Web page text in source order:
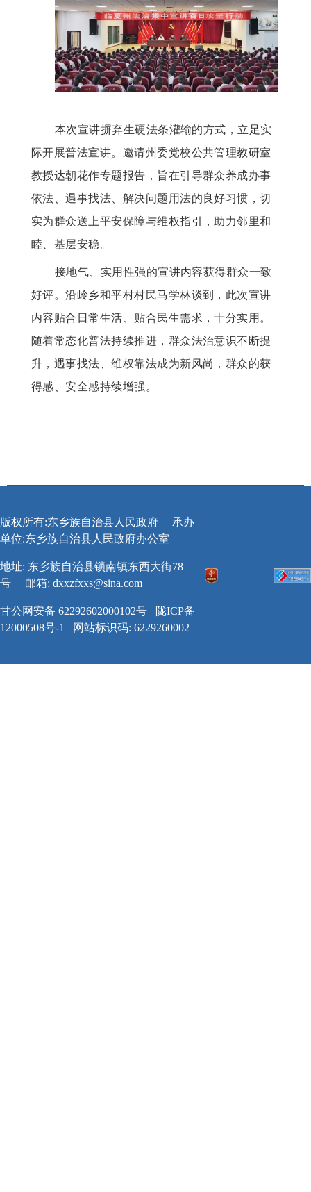
本次宣讲摒弃生硬法条灌输的方式，立足实
际开展普法宣讲。邀请州委党校公共管理教研室
教授达朝花作专题报告，旨在引导群众养成办事
依法、遇事找法、解决问题用法的良好习惯，切
实为群众送上平安保障与维权指引，助力邻里和
睦、基层安稳。
接地气、实用性强的宣讲内容获得群众一致
好评。沿岭乡和平村村民马学林谈到，此次宣讲
内容贴合日常生活、贴合民生需求，十分实用。
随着常态化普法持续推进，群众法治意识不断提
升，遇事找法、维权靠法成为新风尚，群众的获
得感、安全感持续增强。
版权所有:东乡族自治县人民政府
承办
单位:东乡族自治县人民政府办公室
地址: 东乡族自治县锁南镇东西大街78
号
邮箱: dxxzfxxs@sina.com
甘公网安备 62292602000102号
陇ICP备
12000508号-1
网站标识码: 6229260002